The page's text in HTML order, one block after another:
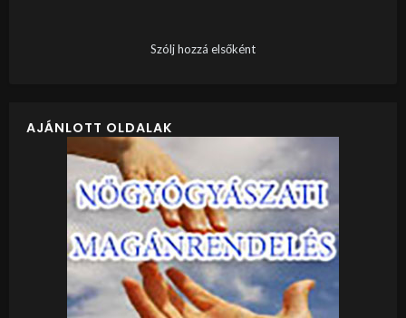
Szólj hozzá elsőként
AJÁNLOTT OLDALAK